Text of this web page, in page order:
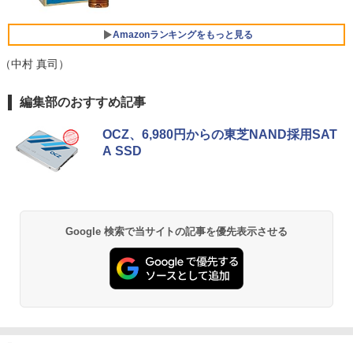
5
s, Inc. [AMD/ATI] Raven Ridge [Radeo
eries] 1GB / メモリ 8GB【中古品】
￥17,963
5
￥148,700
￥2,980
Amazonランキングをもっと見る
薬屋のひとりごと 17巻 (デジタル版ビッグガ
ンガンコミックス)
￥770
エース)
クスDIGITAL)
（中村 真司）
編集部のおすすめ記事
OCZ、6,980円からの東芝NAND採用SAT
A SSD
Google 検索で当サイトの記事を優先表示させる